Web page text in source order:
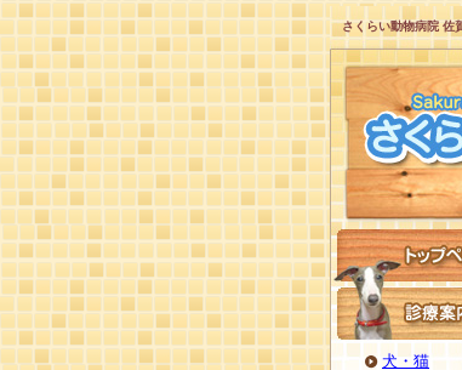
さくらい動物病院 佐
犬・猫